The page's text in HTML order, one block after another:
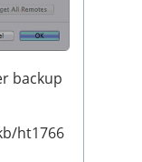
backup
ht1766